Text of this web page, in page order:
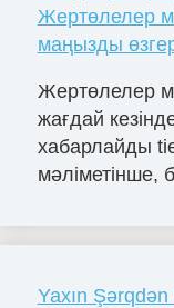
Жертөлелер
маңызды
Жертөлелер
жағдай
хабарлайды
мәліметінше,
Yaxın